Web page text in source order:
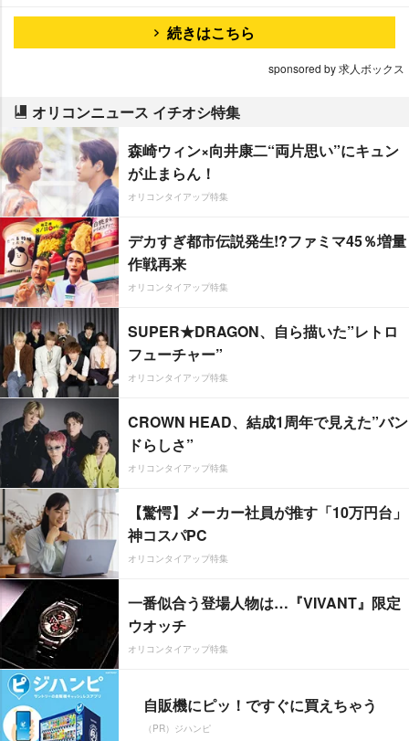
続きはこちら
sponsored by 求人ボックス
オリコンニュース イチオシ特集
森崎ウィン×向井康二“両片思い”にキュン
が止まらん！
オリコンタイアップ特集
デカすぎ都市伝説発生!?ファミマ45％増量
作戦再来
オリコンタイアップ特集
SUPER★DRAGON、自ら描いた”レトロ
フューチャー”
オリコンタイアップ特集
CROWN HEAD、結成1周年で見えた”バン
ドらしさ”
オリコンタイアップ特集
【驚愕】メーカー社員が推す「10万円台」
神コスパPC
オリコンタイアップ特集
一番似合う登場人物は…『VIVANT』限定
ウオッチ
オリコンタイアップ特集
自販機にピッ！ですぐに買えちゃう
（PR）ジハンピ